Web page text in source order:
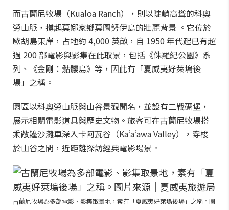
而古蘭尼牧場（Kualoa Ranch），則以陡峭高聳的科奧
勞山脈，撐起莫娜家鄉莫圖努伊島的壯麗背景 。它位於
歐胡島東岸，占地約 4,000 英畝，自 1950 年代起已有超
過 200 部電影與影集在此取景，包括《侏羅紀公園》系
列、《金剛：骷髏島》等，因此有「夏威夷好萊塢後
場」之稱。
園區以科奧勞山脈與山谷景觀聞名，並設有二戰碉堡，
展示相關電影道具與歷史文物。旅客可在古蘭尼牧場搭
乘敞篷沙灘車深入卡阿瓦谷（Kaʻaʻawa Valley），穿梭
於山谷之間，近距離探訪經典電影場景。
古蘭尼牧場為多部電影、影集取景地，素有「夏威夷好萊塢後場」之稱。圖